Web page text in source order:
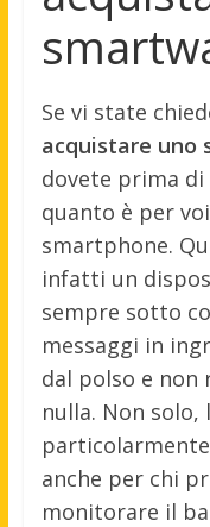
Se vi state
acquistare uno
dovete prima
quanto è per
smartphone.
infatti un
sempre sotto
messaggi in
dal polso e non
nulla. Non
anche per chi
monitorare il